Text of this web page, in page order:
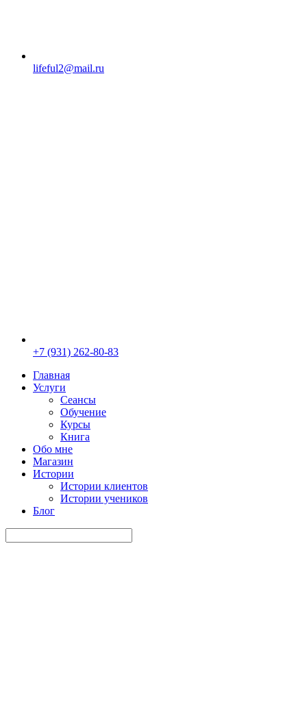
lifeful2@mail.ru
+7 (931) 262-80-83
Главная
Услуги
Сеансы
Обучение
Курсы
Книга
Обо мне
Магазин
Истории
Истории клиентов
Истории учеников
Блог